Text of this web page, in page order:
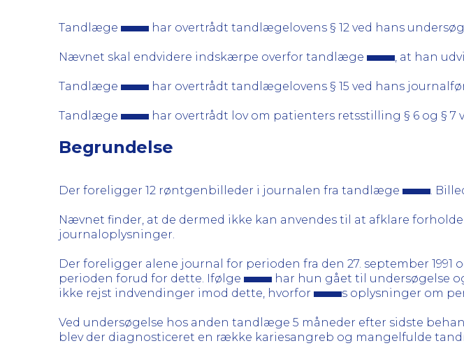
Tandlæge har overtrådt tandlægelovens § 12 ved hans
Nævnet skal endvidere indskærpe overfor tandlæge , at han
Tandlæge har overtrådt tandlægelovens § 15 ved hans
Tandlæge har overtrådt lov om patienters retsstilling § 6 og § 7
Begrundelse
Der foreligger 12 røntgenbilleder i journalen fra tandlæge .
Nævnet finder, at de dermed ikke kan anvendes til at afklare
journaloplysninger.
Der foreligger alene journal for perioden fra den 27. september
perioden forud for dette. Ifølge
har hun gået til undersøgelse
ikke rejst indvendinger imod dette, hvorfor
s oplysninger om
Ved undersøgelse hos anden tandlæge 5 måneder efter sidste
blev der diagnosticeret en række kariesangreb og mangelfulde